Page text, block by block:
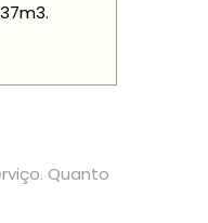
Quanto